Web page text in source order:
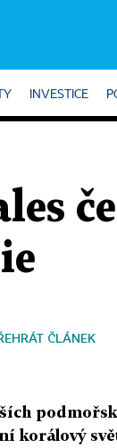
INVESTICE
ČLÁNEK
korálový